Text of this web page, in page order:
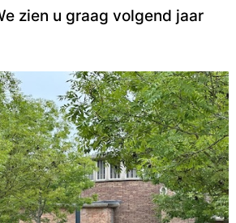
zien u graag volgend jaar